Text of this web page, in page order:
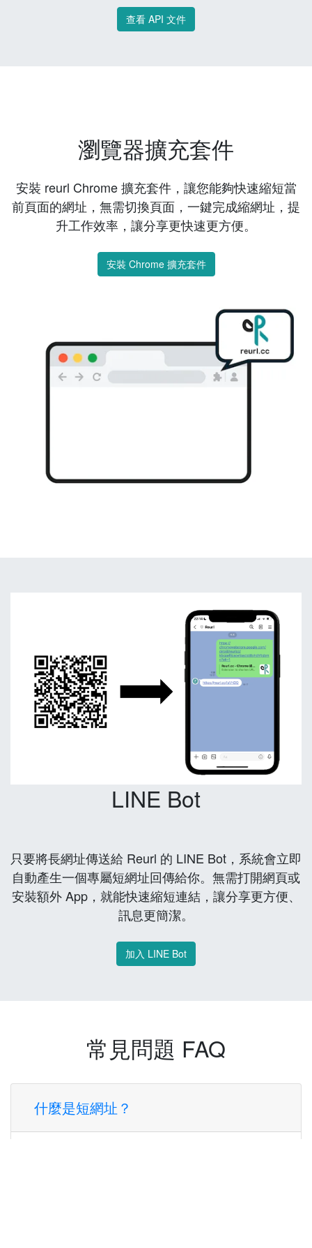
查看 API 文件
瀏覽器擴充套件
安裝 reurl Chrome 擴充套件，讓您能夠快速縮短當
前頁面的網址，無需切換頁面，一鍵完成縮網址，提
升工作效率，讓分享更快速更方便。
安裝 Chrome 擴充套件
LINE Bot
只要將長網址傳送給 Reurl 的 LINE Bot，系統會立即
自動產生一個專屬短網址回傳給你。無需打開網頁或
安裝額外 App，就能快速縮短連結，讓分享更方便、
訊息更簡潔。
加入 LINE Bot
常見問題 FAQ
什麼是短網址？